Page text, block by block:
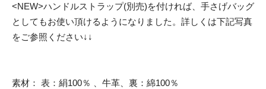
<NEW>ハンドルストラップ(別売)を付ければ、手さげバッグ
としてもお使い頂けるようになりました。詳しくは下記写真
をご参照ください↓↓
素材： 表：絹100％ 、牛革、裏：綿100％